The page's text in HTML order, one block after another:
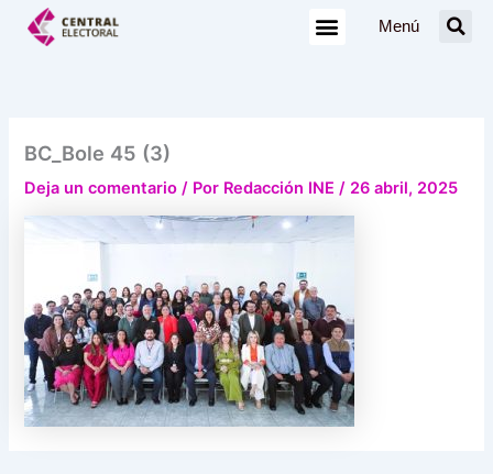
Menú
BC_Bole 45 (3)
Deja un comentario / Por Redacción INE/ 26 abril, 2025